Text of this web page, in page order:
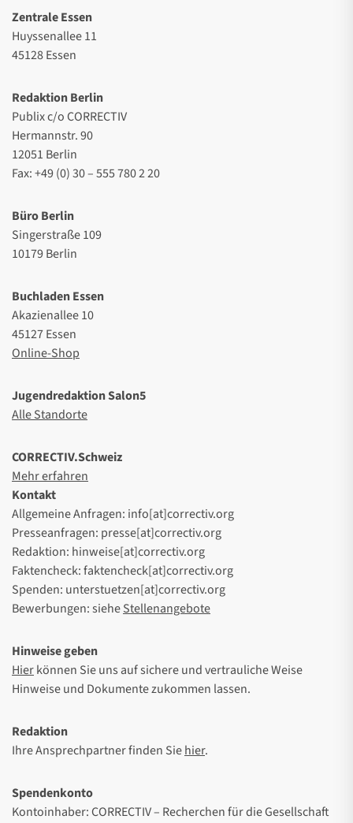
Zentrale Essen
Huyssenallee 11
45128 Essen
Redaktion Berlin
Publix c/o CORRECTIV
Hermannstr. 90
12051 Berlin
Fax: +49 (0) 30 – 555 780 2 20
Büro Berlin
Singerstraße 109
10179 Berlin
Buchladen Essen
Akazienallee 10
45127 Essen
Online-Shop
Jugendredaktion Salon5
Alle Standorte
CORRECTIV.Schweiz
Mehr erfahren
Kontakt
Allgemeine Anfragen: info[at]correctiv.org
Presseanfragen: presse[at]correctiv.org
Redaktion: hinweise[at]correctiv.org
Faktencheck: faktencheck[at]correctiv.org
Spenden: unterstuetzen[at]correctiv.org
Bewerbungen: sieheStellenangebote
Hinweise geben
Hierkönnen Sie uns auf sichere und vertrauliche Weise
Hinweise und Dokumente zukommen lassen.
Redaktion
Ihre Ansprechpartner finden Siehier.
Spendenkonto
Kontoinhaber: CORRECTIV – Recherchen für die Gesellschaft